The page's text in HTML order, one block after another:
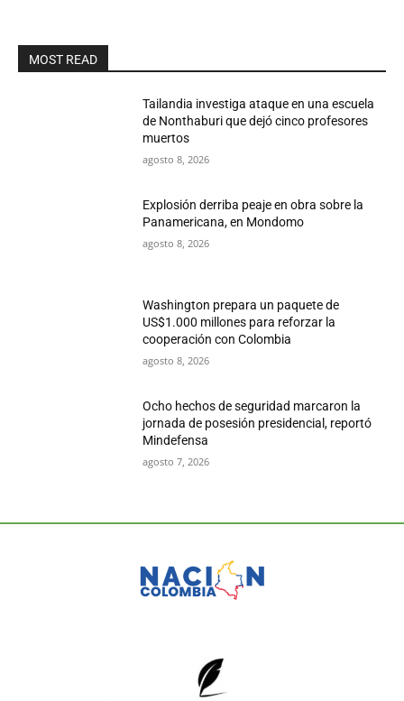
MOST READ
Tailandia investiga ataque en una escuela
de Nonthaburi que dejó cinco profesores
muertos
agosto 8, 2026
Explosión derriba peaje en obra sobre la
Panamericana, en Mondomo
agosto 8, 2026
Washington prepara un paquete de
US$1.000 millones para reforzar la
cooperación con Colombia
agosto 8, 2026
Ocho hechos de seguridad marcaron la
jornada de posesión presidencial, reportó
Mindefensa
agosto 7, 2026